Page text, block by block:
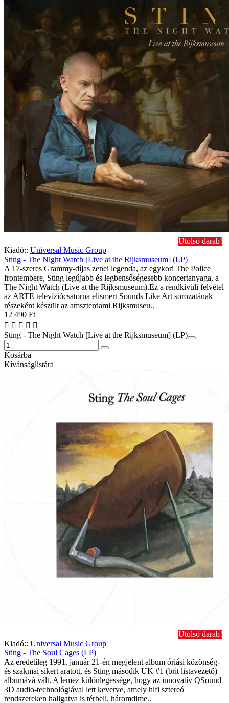
Utolsó darab!
Kiadó:: Universal Music Group
Sting - The Night Watch [Live at the Rijksmuseum] (LP)
A 17-szeres Grammy-díjas zenei legenda, az egykori The Police
frontembere, Sting legújabb és legbensőségesebb koncertanyaga, a
The Night Watch (Live at the Rijksmuseum).Ez a rendkívüli felvétel
az ARTE televíziócsatorna elismert Sounds Like Art sorozatának
részeként készült az amszterdami Rijksmuseu..
12 490 Ft
Sting - The Night Watch [Live at the Rijksmuseum] (LP)
Kosárba
Kívánságlistára
Utolsó darab!
Kiadó:: Universal Music Group
Sting - The Soul Cages (LP)
Az eredetileg 1991. január 21-én megjelent album óriási közönség-
és szakmai sikert aratott, és Sting második UK #1 (brit listavezető)
albumává vált. A lemez különlegessége, hogy az innovatív QSound
3D audio-technológiával lett keverve, amely hifi sztereó
rendszereken hallgatva is térbeli, háromdime..